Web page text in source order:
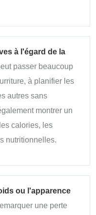
à l'égard de la
passer beaucoup
à planifier les
autres sans
montrer un
calories, les
nutritionnelles.
ou l'apparence
une perte